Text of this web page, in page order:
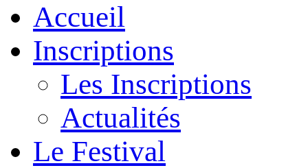
Accueil
Inscriptions
Les Inscriptions
Actualités
Le Festival